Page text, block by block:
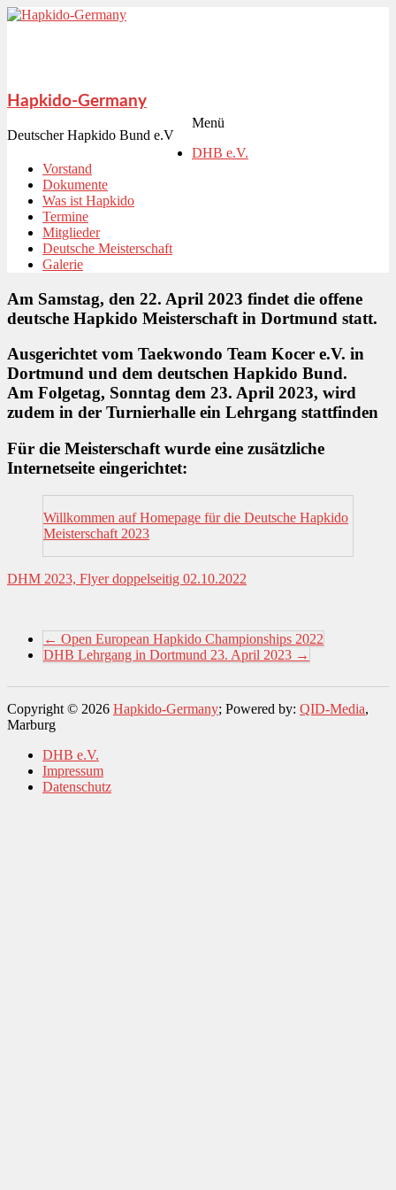
Hapkido-Germany
Deutscher Hapkido Bund e.V
Menü
DHB e.V.
Vorstand
Dokumente
Was ist Hapkido
Termine
Mitglieder
Deutsche Meisterschaft
Galerie
Am Samstag, den 22. April 2023 findet die offene
deutsche Hapkido Meisterschaft in Dortmund statt.
Ausgerichtet vom Taekwondo Team Kocer e.V. in
Dortmund und dem deutschen Hapkido Bund.
Am Folgetag, Sonntag dem 23. April 2023, wird
zudem in der Turnierhalle ein Lehrgang stattfinden
Für die Meisterschaft wurde eine zusätzliche
Internetseite eingerichtet:
Willkommen auf Homepage für die Deutsche Hapkido
Meisterschaft 2023
DHM 2023, Flyer doppelseitig 02.10.2022
← Open European Hapkido Championships 2022
DHB Lehrgang in Dortmund 23. April 2023 →
Copyright © 2026 Hapkido-Germany; Powered by: QID-Media,
Marburg
DHB e.V.
Impressum
Datenschutz